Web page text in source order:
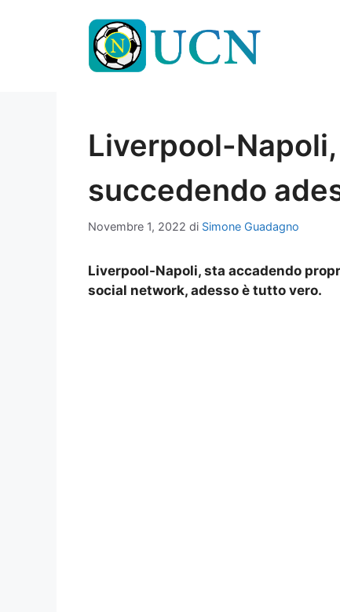
Liverpool-
succedendo
Novembre 1, 2022 di Simone Guadagno
Liverpool-Napoli, sta accadendo
social network, adesso è tutto vero.